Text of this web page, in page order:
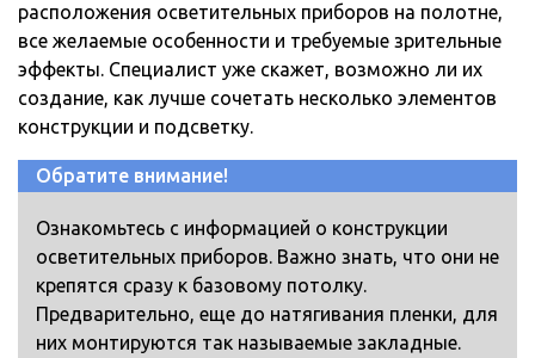
расположения осветительных приборов на полотне,
все желаемые особенности и требуемые зрительные
эффекты. Специалист уже скажет, возможно ли их
создание, как лучше сочетать несколько элементов
конструкции и подсветку.
Обратите внимание!
Ознакомьтесь с информацией о конструкции
осветительных приборов. Важно знать, что они не
крепятся сразу к базовому потолку.
Предварительно, еще до натягивания пленки, для
них монтируются так называемые закладные.